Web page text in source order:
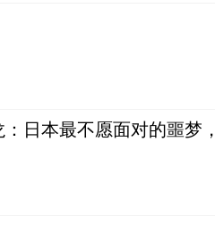
日本最不愿面对的噩梦